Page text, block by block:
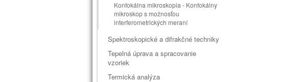
Konfokálna mikroskopia - Konfokálny
mikroskop s možnosťou
interferometrických meraní
Spektroskopické a difrakčné techniky
Tepelná úprava a spracovanie
vzoriek
Termická analýza